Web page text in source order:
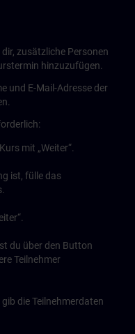
zusätzliche Personen
hinzuzufügen.
und E-Mail-Adresse der
mit „Weiter“.
ist, fülle das
du über den Button
Teilnehmer
die Teilnehmerdaten